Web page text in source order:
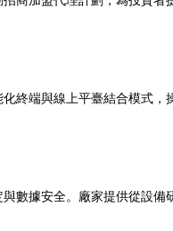
終端與線上平臺結合模式
數據安全。廠家提供從設